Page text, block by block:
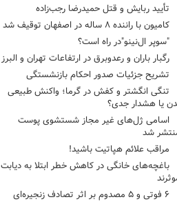
تأیید ربایش و قتل حمیدرضا رجب‌زاده
کامیون با راننده ۸ ساله در اصفهان توقیف شد
"سوپر ال‌نینو"در راه است؟
رگبار باران و رعدوبرق در ارتفاعات تهران و البرز
تشریح جزئیات صدور احکام بازنشستگی
تنگی انگشتر و کفش در گرما؛ واکنش طبیعی
یا هشدار جدی؟
اسامی ژل‌های غیر مجاز شستشوی پوست
شد
مراقب علائم هپاتیت باشید!
باغچه‌های خانگی در کاهش خطر ابتلا به دیابت
۶ فوتی و ۵ مصدوم بر اثر تصادف زنجیره‌ای